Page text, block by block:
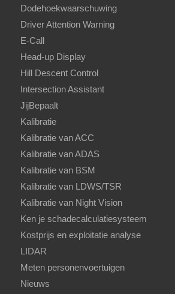
Dodehoekwaarschuwing
Driver Attention Warning
E-Call
Head-up Display
Hill Descent Control
Intersection Assistant
JijBepaalt
Kalibratie
Kalibratie van ACC
Kalibratie van ADAS
Kalibratie van BSM
Kalibratie van LDWS/TSR
Kalibratie van Night Vision
Ken je schadecalculatiesysteem
Kostprijs en exploitatie analyse
LIDAR
Meten personenvoertuigen
Nieuws